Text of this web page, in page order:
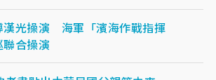
漢光操演 海軍「濱海作戰指揮
合操演